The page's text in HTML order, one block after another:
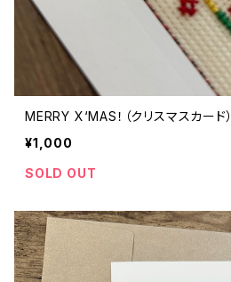
MERRY X‘MAS！（クリスマスカード）
¥1,000
SOLD OUT